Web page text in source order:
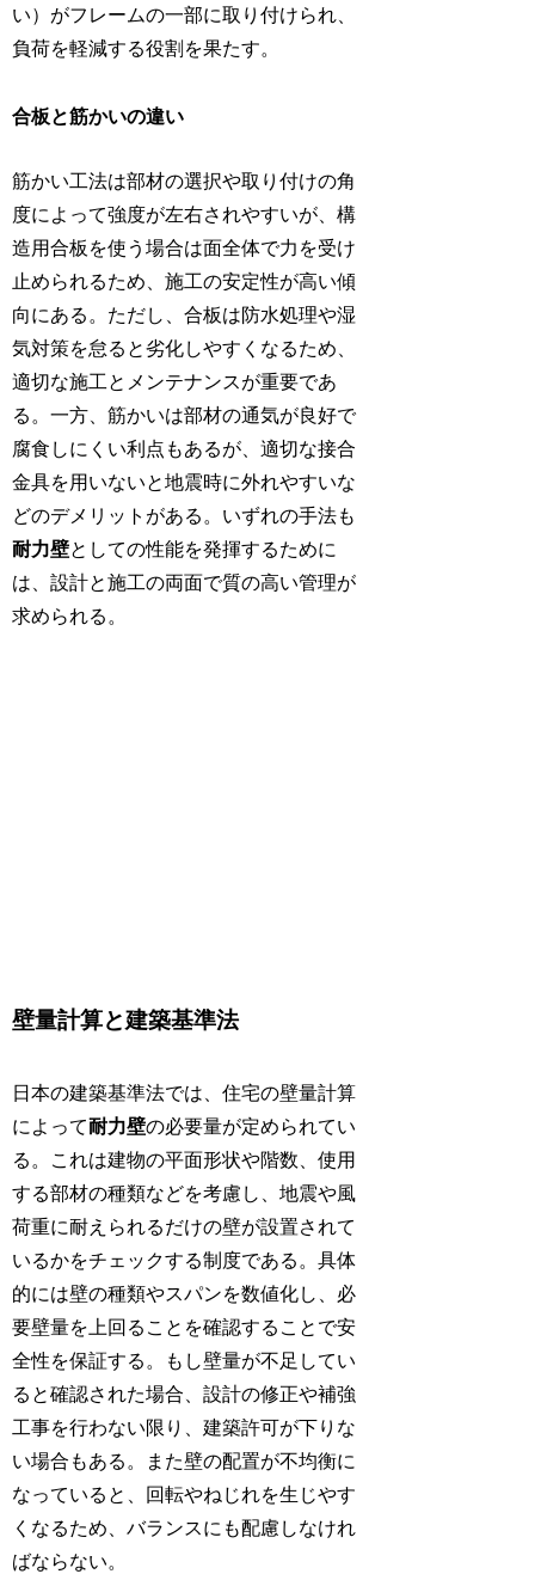
い）がフレームの一部に取り付けられ、
負荷を軽減する役割を果たす。
合板と筋かいの違い
筋かい工法は部材の選択や取り付けの角
度によって強度が左右されやすいが、構
造用合板を使う場合は面全体で力を受け
止められるため、施工の安定性が高い傾
向にある。ただし、合板は防水処理や湿
気対策を怠ると劣化しやすくなるため、
適切な施工とメンテナンスが重要であ
る。一方、筋かいは部材の通気が良好で
腐食しにくい利点もあるが、適切な接合
金具を用いないと地震時に外れやすいな
どのデメリットがある。いずれの手法も
耐力壁としての性能を発揮するために
は、設計と施工の両面で質の高い管理が
求められる。
壁量計算と建築基準法
日本の建築基準法では、住宅の壁量計算
によって耐力壁の必要量が定められてい
る。これは建物の平面形状や階数、使用
する部材の種類などを考慮し、地震や風
荷重に耐えられるだけの壁が設置されて
いるかをチェックする制度である。具体
的には壁の種類やスパンを数値化し、必
要壁量を上回ることを確認することで安
全性を保証する。もし壁量が不足してい
ると確認された場合、設計の修正や補強
工事を行わない限り、建築許可が下りな
い場合もある。また壁の配置が不均衡に
なっていると、回転やねじれを生じやす
くなるため、バランスにも配慮しなけれ
ばならない。